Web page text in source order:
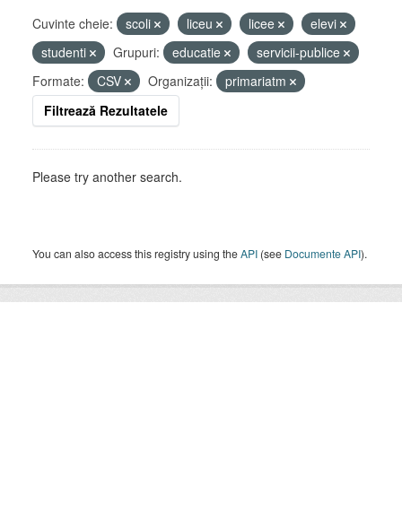
Cuvinte cheie: scoli liceu licee
elevi
studenti
Grupuri: educatie
servicii-publice
Formate:
CSV Organizații:
primariatm
Filtrează Rezultatele
Please try another search.
You can also access this registry using theAPI (see Documente API).